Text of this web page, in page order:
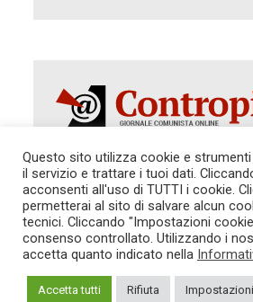
Autorizzazione del Tribunale di Roma 286
dicembre 2014. Direttore Responsabile:
Cararo. Indirizzo: V.Casalbruciato 27- sc. B
Roma -
Tel. 06.640.122.19 -
TG CONTROPIANO
LINK CONSIGLIATI
PRIVACY
COOKIE POLICY
Questo sito utilizza cookie e
il servizio e trattare i tuoi dati.
acconsenti all'uso di TUTTI i cookie.
permetterai al sito di salvare alcun
tecnici. Cliccando "Impostazioni
consenso controllato. Utilizzando i
accetta quanto indicato nella
Accetta tutti Rifiuta